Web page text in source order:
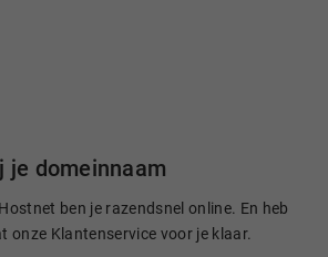
je domeinnaam
ben je razendsnel online. En heb
onze Klantenservice voor je klaar.